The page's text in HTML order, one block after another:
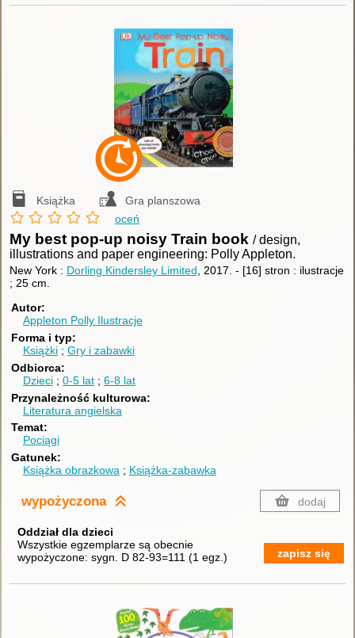
Książka
Gra planszowa
oceń
My best pop-up noisy Train book / design,
illustrations and paper engineering: Polly Appleton.
New York : Dorling Kindersley Limited, 2017. - [16] stron : ilustracje
; 25 cm.
Autor
Appleton Polly Ilustracje
Forma i typ
Książki
Gry i zabawki
Odbiorca
Dzieci
0-5 lat
6-8 lat
Przynależność kulturowa
Literatura angielska
Temat
Pociągi
Gatunek
Książka obrazkowa
Książka-zabawka
wypożyczona dodaj
Oddział dla dzieci
Wszystkie egzemplarze są obecnie
wypożyczone: sygn. D 82-93=111 (1 egz.) zapisz się